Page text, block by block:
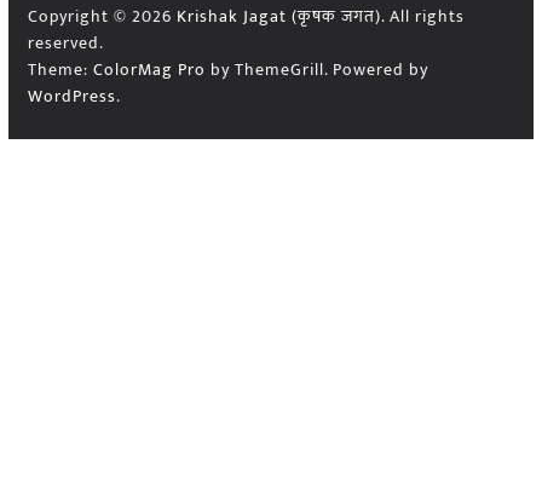
Copyright © 2026 Krishak Jagat (कृषक जगत). All rights
reserved.
Theme: ColorMag Pro by ThemeGrill. Powered by
WordPress.